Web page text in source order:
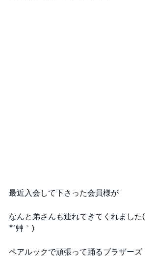
最近入会して下さった会員様が
なんと弟さんも連れてきてくれました(
*´艸｀)
ペアルックで頑張って踊るブラザーズ